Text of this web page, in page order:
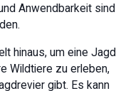
Anwendbarkeit sind
hinaus, um eine Jagd
Wildtiere zu erleben,
gibt. Es kann